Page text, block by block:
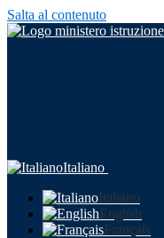
Salta al contenuto
Italiano
Italiano
English
Français